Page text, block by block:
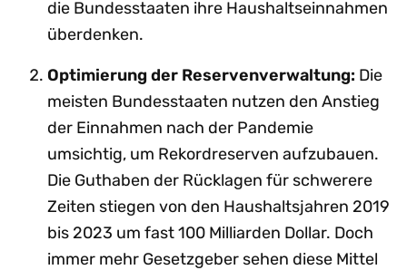
die Bundesstaaten ihre Haushaltseinnahmen
überdenken.
Optimierung der Reservenverwaltung: Die
meisten Bundesstaaten nutzen den Anstieg
der Einnahmen nach der Pandemie
umsichtig, um Rekordreserven aufzubauen.
Die Guthaben der Rücklagen für schwerere
Zeiten stiegen von den Haushaltsjahren 2019
bis 2023 um fast 100 Milliarden Dollar. Doch
immer mehr Gesetzgeber sehen diese Mittel